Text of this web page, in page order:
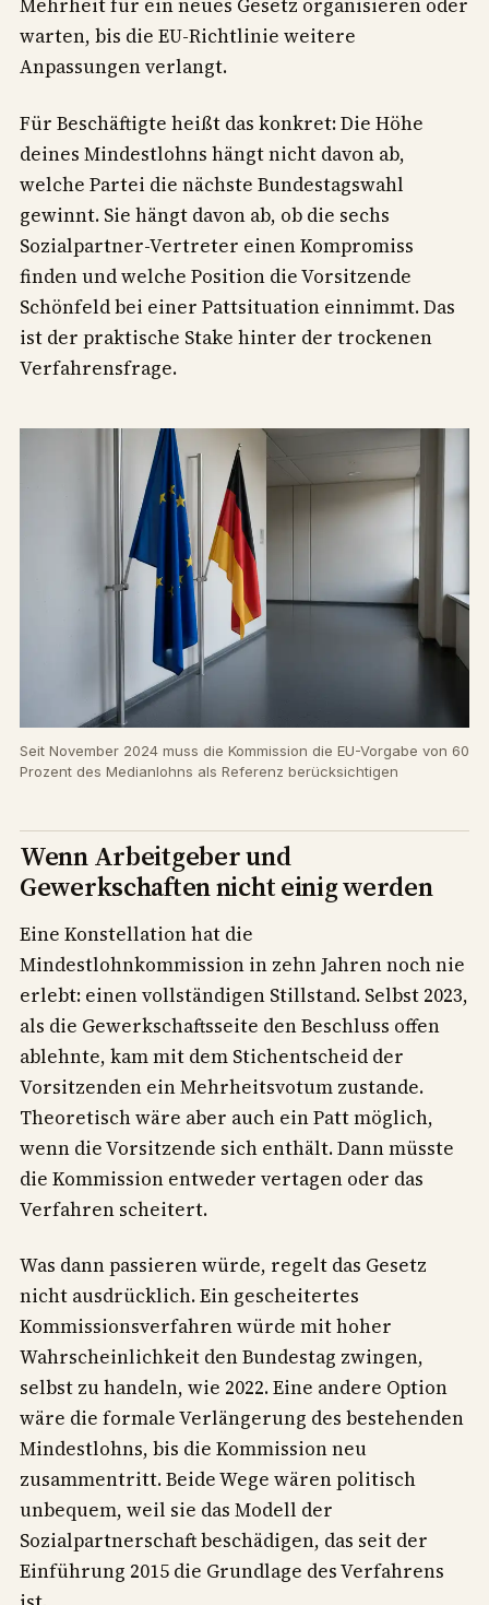
Mehrheit für ein neues Gesetz organisieren oder
warten, bis die EU-Richtlinie weitere
Anpassungen verlangt.
Für Beschäftigte heißt das konkret: Die Höhe
deines Mindestlohns hängt nicht davon ab,
welche Partei die nächste Bundestagswahl
gewinnt. Sie hängt davon ab, ob die sechs
Sozialpartner-Vertreter einen Kompromiss
finden und welche Position die Vorsitzende
Schönfeld bei einer Pattsituation einnimmt. Das
ist der praktische Stake hinter der trockenen
Verfahrensfrage.
Seit November 2024 muss die Kommission die EU-Vorgabe von 60
Prozent des Medianlohns als Referenz berücksichtigen
Wenn Arbeitgeber und
Gewerkschaften nicht einig werden
Eine Konstellation hat die
Mindestlohnkommission in zehn Jahren noch nie
erlebt: einen vollständigen Stillstand. Selbst 2023,
als die Gewerkschaftsseite den Beschluss offen
ablehnte, kam mit dem Stichentscheid der
Vorsitzenden ein Mehrheitsvotum zustande.
Theoretisch wäre aber auch ein Patt möglich,
wenn die Vorsitzende sich enthält. Dann müsste
die Kommission entweder vertagen oder das
Verfahren scheitert.
Was dann passieren würde, regelt das Gesetz
nicht ausdrücklich. Ein gescheitertes
Kommissionsverfahren würde mit hoher
Wahrscheinlichkeit den Bundestag zwingen,
selbst zu handeln, wie 2022. Eine andere Option
wäre die formale Verlängerung des bestehenden
Mindestlohns, bis die Kommission neu
zusammentritt. Beide Wege wären politisch
unbequem, weil sie das Modell der
Sozialpartnerschaft beschädigen, das seit der
Einführung 2015 die Grundlage des Verfahrens